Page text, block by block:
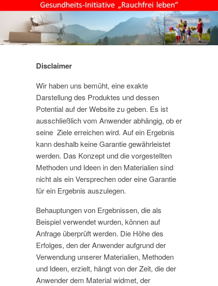
Disclaimer
Wir haben uns bemüht, eine exakte
Darstellung des Produktes und dessen
Potential auf der Website zu geben. Es ist
ausschließlich vom Anwender abhängig, ob er
seine Ziele erreichen wird. Auf ein Ergebnis
kann deshalb keine Garantie gewährleistet
werden. Das Konzept und die vorgestellten
Methoden und Ideen in den Materialien sind
nicht als ein Versprechen oder eine Garantie
für ein Ergebnis auszulegen.
Behauptungen von Ergebnissen, die als
Beispiel verwendet wurden, können auf
Anfrage überprüft werden. Die Höhe des
Erfolges, den der Anwender aufgrund der
Verwendung unserer Materialien, Methoden
und Ideen, erzielt, hängt von der Zeit, die der
Anwender dem Material widmet, der